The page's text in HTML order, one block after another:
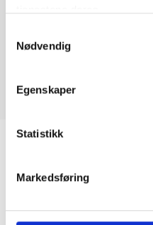
Nødvendig
Egenskaper
Statistikk
Markedsføring